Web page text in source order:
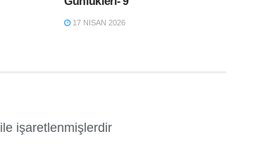
17 NISAN 2026
ile işaretlenmişlerdir